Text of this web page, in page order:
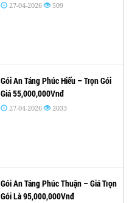
27-04-2026 509
Gói An Táng Phúc Hiếu – Trọn Gói
Giá 55,000,000Vnđ
27-04-2026 2033
Gói An Táng Phúc Thuận – Giá Trọn
Gói Là 95,000,000Vnđ